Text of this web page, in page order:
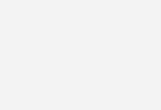
System schließt kritische